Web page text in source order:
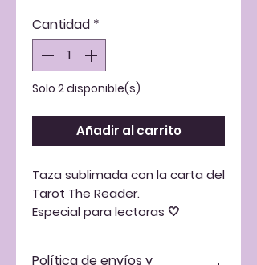
Cantidad *
Solo 2 disponible(s)
Añadir al carrito
Taza sublimada con la carta del
Tarot The Reader.
Especial para lectoras 🤍
Política de envíos y